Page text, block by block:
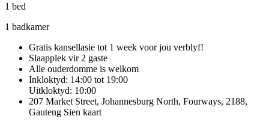
1 bed
1 badkamer
Gratis kansellasie tot 1 week voor jou verblyf!
Slaapplek vir 2 gaste
Alle ouderdomme is welkom
Inkloktyd: 14:00 tot 19:00
Uitkloktyd: 10:00
207 Market Street, Johannesburg North, Fourways, 2188,
Gauteng Sien kaart